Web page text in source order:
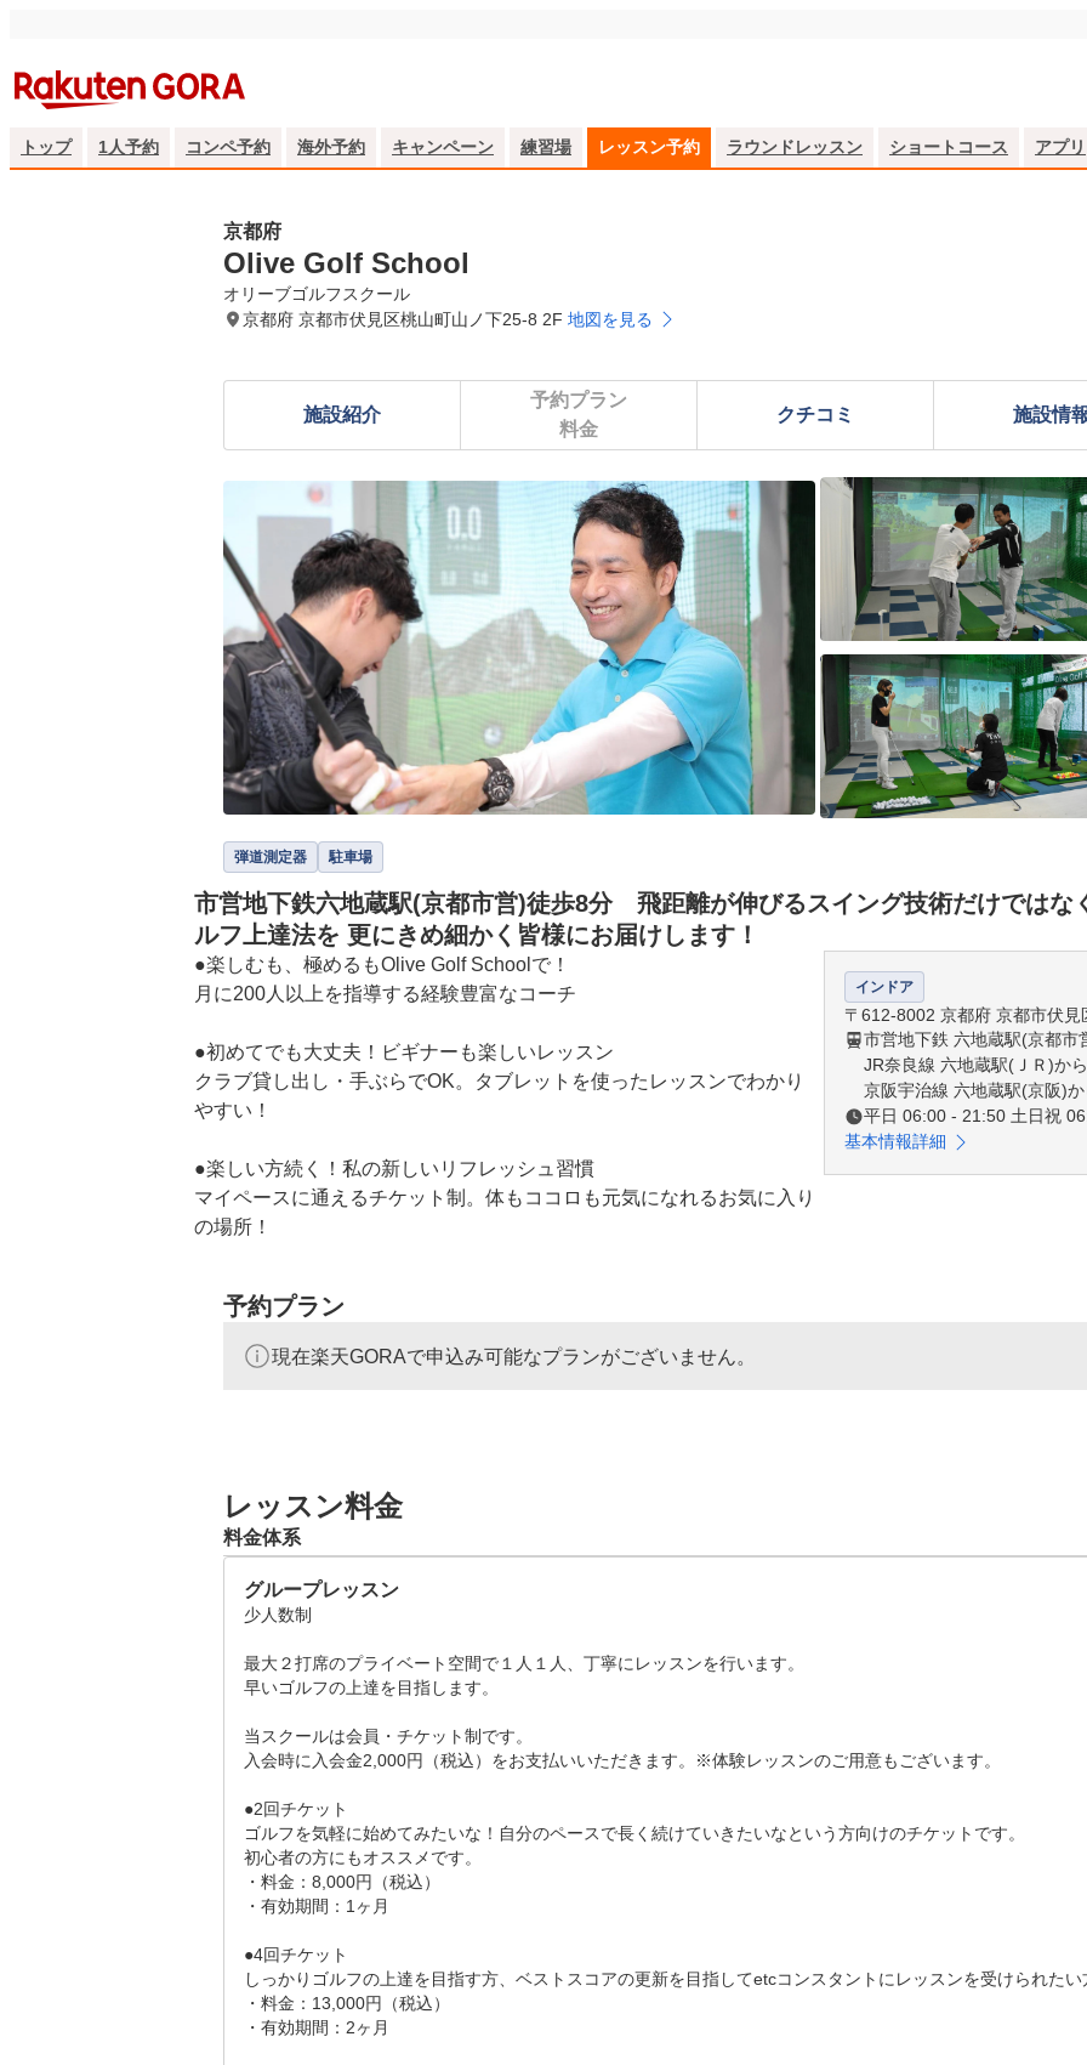
トップ 1人予約 コンペ予約 海外予約 キャンペーン 練習場 レッスン予約 ラウンドレッスン ショートコース アプリ
京都府
Olive Golf School
オリーブゴルフスクール
京都府 京都市伏見区桃山町山ノ下25-8 2F 地図を見る
施設紹介
予約プラン
料金
クチコミ 施設情
弾道測定器 駐車場
市営地下鉄六地蔵駅(京都市営)徒歩8分 飛距離が伸びるスイング技術だけではな
ルフ上達法を 更にきめ細かく皆様にお届けします！
●楽しむも、極めるもOlive Golf Schoolで！
月に200人以上を指導する経験豊富なコーチ
●初めてでも大丈夫！ビギナーも楽しいレッスン
クラブ貸し出し・手ぶらでOK。タブレットを使ったレッスンでわかり
やすい！
●楽しい方続く！私の新しいリフレッシュ習慣
マイペースに通えるチケット制。体もココロも元気になれるお気に入り
の場所！
ゴルフが好きな仲間の輪。年齢問わず楽しめるゴルフの魅力を実感
●家族で楽しむプライベート空間！キッズレッスン・親子レッスン
●データが見える！シミュレーションゴルフ
飛距離が見えて楽しい！正確なデータの測定でス院んぐのクセも攻略
●練習の成長が発揮できるラウンドレッスン
春夏秋冬を楽しめるのはやっぱりコース！苦手なバンカーショットの克
●六地蔵ゴルフでの屋外レッスン
六地蔵駅徒歩8分。
インドア
〒612-8002 京都府 京都市伏
市営地下鉄 六地蔵駅(京都市
JR奈良線 六地蔵駅(ＪＲ)か
京阪宇治線 六地蔵駅(京阪)
平日 06:00 - 21:50 土日祝
基本情報詳細
予約プラン
現在楽天GORAで申込み可能なプランがございません。
レッスン料金
料金体系
グループレッスン
少人数制
最大２打席のプライベート空間で１人１人、丁寧にレッスンを行います。
早いゴルフの上達を目指します。
当スクールは会員・チケット制です。
入会時に入会金2,000円（税込）をお支払いいただきます。※体験レッスンのご用意もございます。
●2回チケット
ゴルフを気軽に始めてみたいな！自分のペースで長く続けていきたいなという方向けのチケットです。
初心者の方にもオススメです。
・料金：8,000円（税込）
・有効期間：1ヶ月
●4回チケット
しっかりゴルフの上達を目指す方、ベストスコアの更新を目指してetcコンスタントにレッスンを受けられたい
・料金：13,000円（税込）
・有効期間：2ヶ月